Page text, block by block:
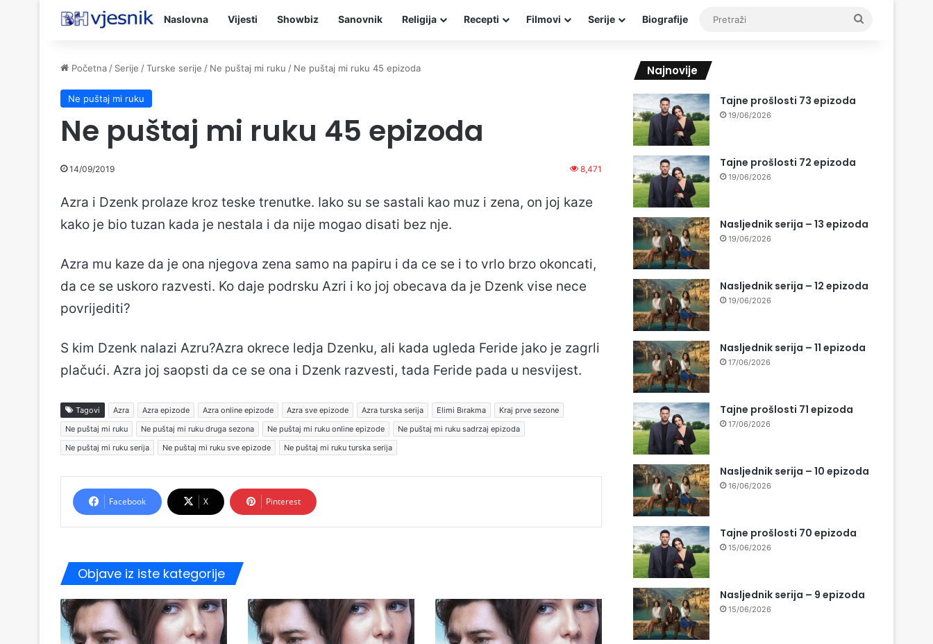
Naslovna Vijesti Showbiz Sanovnik Religija Recepti Filmovi Serije Biografije
Početna / Serije /Turske serije / Ne puštaj mi ruku / Ne puštaj mi ruku 45 epizoda
Ne puštaj mi ruku
Ne puštaj mi ruku 45 epizoda
14/09/2019 8,471
Azra i Dzenk prolaze kroz teske trenutke. Iako su se sastali kao muz i zena, on joj kaze
kako je bio tuzan kada je nestala i da nije mogao disati bez nje.
Azra mu kaze da je ona njegova zena samo na papiru i da ce se i to vrlo brzo okoncati,
da ce se uskoro razvesti. Ko daje podrsku Azri i ko joj obecava da je Dzenk vise nece
povrijediti?
S kim Dzenk nalazi Azru?Azra okrece ledja Dzenku, ali kada ugleda Feride jako je zagrli
plačući. Azra joj saopsti da ce se ona i Dzenk razvesti, tada Feride pada u nesvijest.
Tagovi Azra Azra epizode Azra online epizode Azra sve epizode Azra turska serija Elimi Bırakma
Kraj prve sezone
Ne puštaj mi ruku
Ne puštaj mi ruku druga sezona Ne puštaj mi ruku online epizode
Ne puštaj mi ruku sadrzaj epizoda
Ne puštaj mi ruku serija
Ne puštaj mi ruku sve epizode Ne puštaj mi ruku turska serija
Facebook X Pinterest
Objave iz iste kategorije
Najnovije
Tajne prošlosti 73 epizoda
19/06/2026
Tajne prošlosti 72 epizoda
19/06/2026
Nasljednik serija – 13 epizoda
19/06/2026
Nasljednik serija – 12 epizoda
19/06/2026
Nasljednik serija – 11 epizoda
17/06/2026
Tajne prošlosti 71 epizoda
17/06/2026
Nasljednik serija – 10 epizoda
16/06/2026
Tajne prošlosti 70 epizoda
15/06/2026
Nasljednik serija – 9 epizoda
15/06/2026